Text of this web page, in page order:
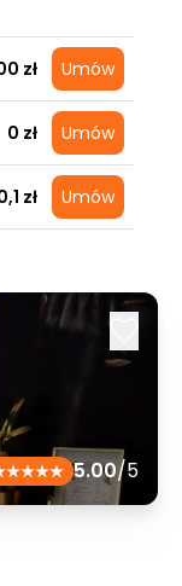
zł Umów
0 zł Umów
zł Umów
5.00/5